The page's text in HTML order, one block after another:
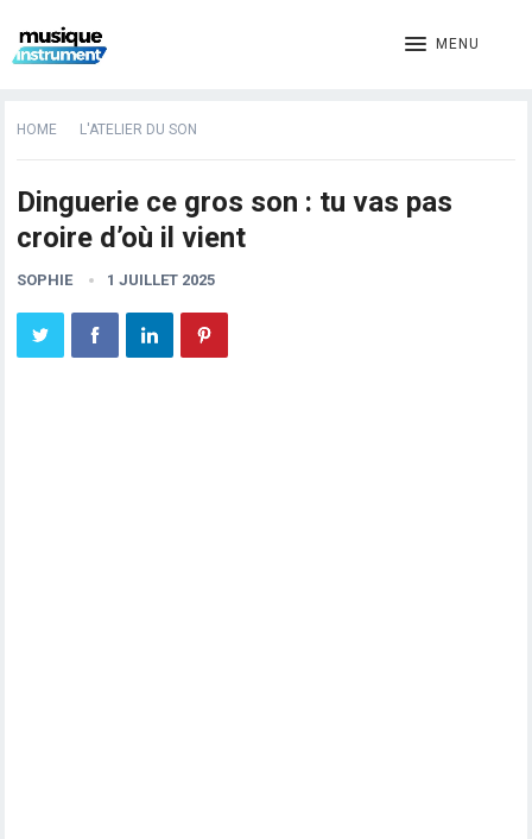
MENU
HOME L'ATELIER DU SON
Dinguerie ce gros son : tu vas pas
croire d’où il vient
SOPHIE 1 JUILLET 2025